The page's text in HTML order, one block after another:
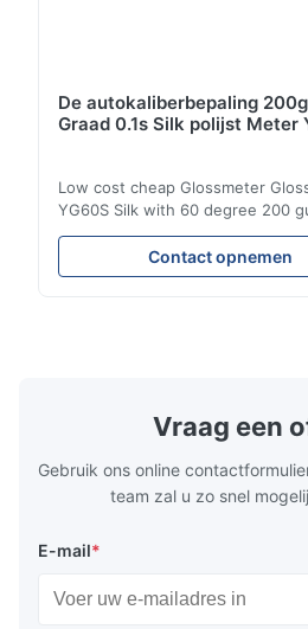
De autokaliberbepaling
Graad 0.1s Silk polijst Meter
Low cost cheap Glossmeter
YG60S Silk with 60 degree 200
measurement YG60S 60°
Meter can test material with
200Gu), and universally apply to
Now YG60 has been widely used
customers all over the world in
Contact opnemen
Vraag een
Gebruik ons online
team zal u zo snel
E-mail*